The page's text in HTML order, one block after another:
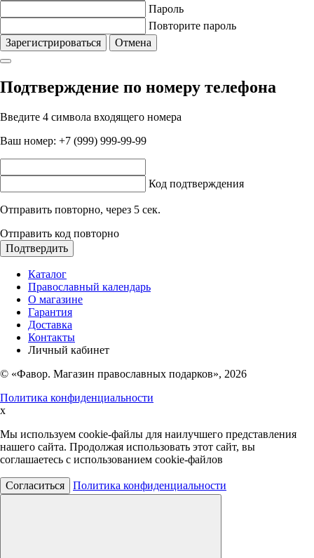
Пароль
Повторите пароль
Зарегистрироваться
Отмена
Подтверждение по номеру телефона
Введите 4 символа входящего номера
Ваш номер: +7 (999) 999-99-99
Код подтверждения
Отправить повторно, через 5 сек.
Отправить код повторно
Подтвердить
Каталог
Православный календарь
О магазине
Гарантия
Доставка
Контакты
Личный кабинет
© «Фавор. Магазин православных подарков», 2026
Политика конфиденциальности
x
Мы используем cookie-файлы для наилучшего представления
нашего сайта. Продолжая использовать этот сайт, вы
соглашаетесь с использованием cookie-файлов
Согласиться Политика конфиденциальности